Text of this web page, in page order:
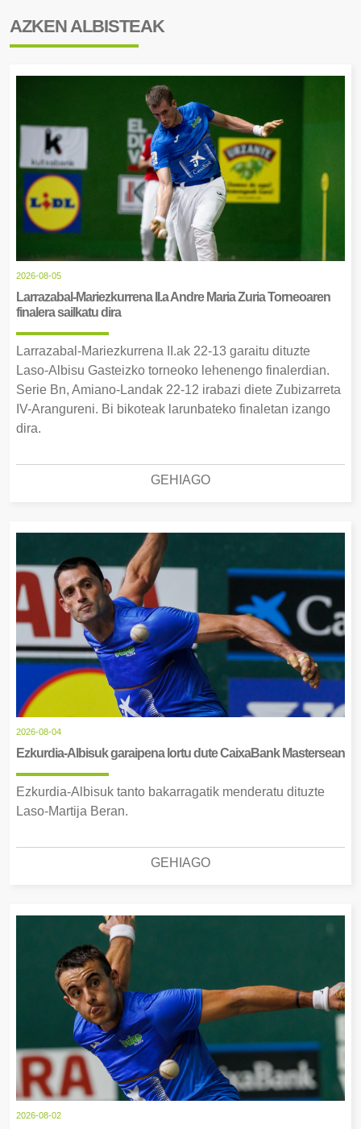
AZKEN ALBISTEAK
2026-08-05
Larrazabal-Mariezkurrena II.a Andre Maria Zuria Torneoaren
finalera sailkatu dira
Larrazabal-Mariezkurrena II.ak 22-13 garaitu dituzte
Laso-Albisu Gasteizko torneoko lehenengo finalerdian.
Serie Bn, Amiano-Landak 22-12 irabazi diete Zubizarreta
IV-Arangureni. Bi bikoteak larunbateko finaletan izango
dira.
GEHIAGO
2026-08-04
Ezkurdia-Albisuk garaipena lortu dute CaixaBank Mastersean
Ezkurdia-Albisuk tanto bakarragatik menderatu dituzte
Laso-Martija Beran.
GEHIAGO
2026-08-02